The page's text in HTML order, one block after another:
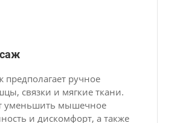
ручное
связки и мягкие ткани.
уменьшить мышечное
и дискомфорт, а также